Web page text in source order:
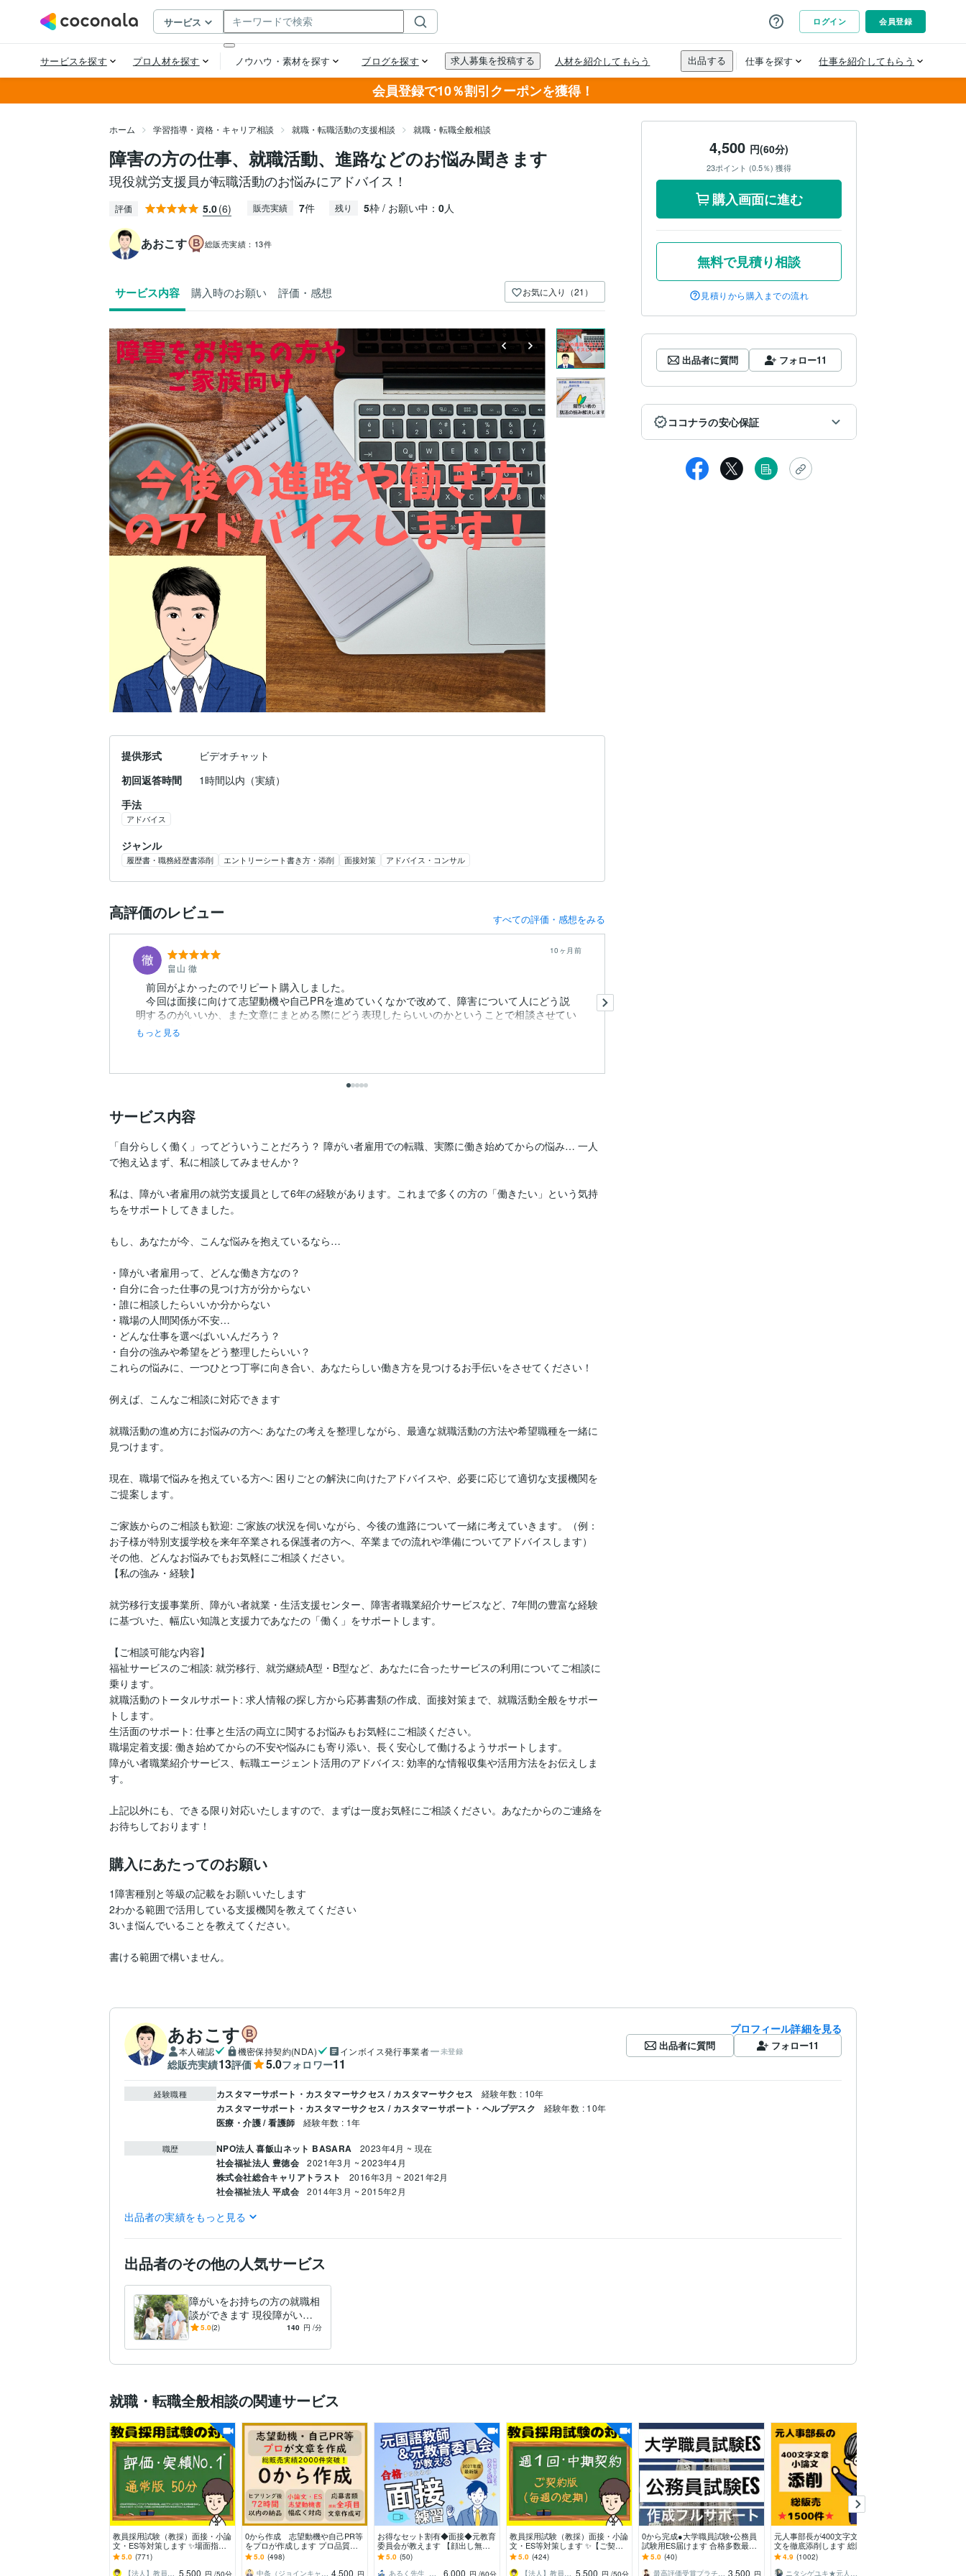
会員登録で10％割引クーポンを獲得！
ホーム 学習指導・資格・キャリア相談 就職・転職活動の支援相談 就職・転職全般相談
障害の方の仕事、就職活動、進路などのお悩み聞きます
現役就労支援員が転職活動のお悩みにアドバイス！
評価 5.0(6) 販売実績 7件 残り 5枠 / お願い中： 0人
あおこす 総販売実績： 13件
サービス内容 購入時のお願い 評価・感想 お気に入り（21）
提供形式
ビデオチャット
初回返答時間
1時間以内（実績）
手法
アドバイス
ジャンル
履歴書・職務経歴書添削 エントリーシート書き方・添削 面接対策 アドバイス・コンサル
高評価のレビュー すべての評価・感想をみる
畠山 徹
10ヶ月前
前回がよかったのでリピート購入しました。
今回は面接に向けて志望動機や自己PRを進めていくなかで改めて、障害について人にどう説
明するのがいいか、また文章にまとめる際にどう表現したらいいのかということで相談させてい
ただきました。
面談前に送ったあらかじめ...
もっと見る
サービス内容
「自分らしく働く」ってどういうことだろう？ 障がい者雇用での転職、実際に働き始めてからの悩み… 一人
で抱え込まず、私に相談してみませんか？
私は、障がい者雇用の就労支援員として6年の経験があります。これまで多くの方の「働きたい」という気持
ちをサポートしてきました。
もし、あなたが今、こんな悩みを抱えているなら…
・障がい者雇用って、どんな働き方なの？
・自分に合った仕事の見つけ方が分からない
・誰に相談したらいいか分からない
・職場の人間関係が不安…
・どんな仕事を選べばいいんだろう？
・自分の強みや希望をどう整理したらいい？
これらの悩みに、一つひとつ丁寧に向き合い、あなたらしい働き方を見つけるお手伝いをさせてください！
例えば、こんなご相談に対応できます
就職活動の進め方にお悩みの方へ: あなたの考えを整理しながら、最適な就職活動の方法や希望職種を一緒に
見つけます。
現在、職場で悩みを抱えている方へ: 困りごとの解決に向けたアドバイスや、必要に応じて適切な支援機関を
ご提案します。
ご家族からのご相談も歓迎: ご家族の状況を伺いながら、今後の進路について一緒に考えていきます。（例：
お子様が特別支援学校を来年卒業される保護者の方へ、卒業までの流れや準備についてアドバイスします）
その他、どんなお悩みでもお気軽にご相談ください。
【私の強み・経験】
就労移行支援事業所、障がい者就業・生活支援センター、障害者職業紹介サービスなど、7年間の豊富な経験
に基づいた、幅広い知識と支援力であなたの「働く」をサポートします。
【ご相談可能な内容】
福祉サービスのご相談: 就労移行、就労継続A型・B型など、あなたに合ったサービスの利用についてご相談に
乗ります。
就職活動のトータルサポート: 求人情報の探し方から応募書類の作成、面接対策まで、就職活動全般をサポー
トします。
生活面のサポート: 仕事と生活の両立に関するお悩みもお気軽にご相談ください。
職場定着支援: 働き始めてからの不安や悩みにも寄り添い、長く安心して働けるようサポートします。
障がい者職業紹介サービス、転職エージェント活用のアドバイス: 効率的な情報収集や活用方法をお伝えしま
す。
上記以外にも、できる限り対応いたしますので、まずは一度お気軽にご相談ください。あなたからのご連絡を
お待ちしております！
購入にあたってのお願い
1障害種別と等級の記載をお願いいたします
2わかる範囲で活用している支援機関を教えてください
3いま悩んでいることを教えてください。
4,500 円(60分)
23ポイント (0.5％) 獲得
購入画面に進む
無料で見積り相談
見積りから購入までの流れ
出品者に質問 フォロー11
ココナラの安心保証
あおこす
本人確認 機密保持契約(NDA) インボイス発行事業者 未登録
総販売実績13評価 5.0フォロワー11
プロフィール詳細を見る
出品者に質問 フォロー11
経験職種 カスタマーサポート・カスタマーサクセス / カスタマーサクセス 経験年数 : 10年
カスタマーサポート・カスタマーサクセス / カスタマーサポート・ヘルプデスク 経験年数 : 10年
医療・介護 / 看護師 経験年数 : 1年
職歴 NPO法人 喜飯山ネット BASARA 2023年4月 ~ 現在
社会福祉法人 豊徳会 2021年3月 ~ 2023年4月
株式会社総合キャリアトラスト 2016年3月 ~ 2021年2月
社会福祉法人 平成会 2014年3月 ~ 2015年2月
資格・検定 社会福祉士
得意分野 学習指導・資格・キャリア相談 障がい者雇用の就職相談 障がい者雇用の求人の作成のお手伝い
就職活動 障害
出品者の実績をもっと見る
出品者のその他の人気サービス
障がいをお持ちの方の就職相
談ができます 現役障がい者
就労支援員が転職、就職活動
5.0(2) 140 円 /分
就職・転職全般相談の関連サービス
教員採用試験（教採）面接・小論
文・ES等対策します ✨場面指導･
集団討論・模擬授業・指導案・教
養・願書なども❗️
5.0 (771)
5,500 円 /50分
0から作成 志望動機や自己PR等
をプロが作成します プロ品質の
文章を作成/結果に直結 総販売
実績2000件突破
5.0 (498)
4,500 円
お得なセット割有◆面接◆元教育
委員会が教えます 【顔出し無で
もOK】集団面接・討論・模擬授
業・自己PR
5.0 (50)
6,000 円 /60分
教員採用試験（教採）面接・小論
文・ES等対策します ✨【ご契約
版】勉強計画･専門科目などもオ
ーダーメイドで❗️
5.0 (424)
5,500 円 /50分
0から完成●大学職員試験•公務員
試験用ES届けます 合格多数最短1
日●大学職員試験•公務員•企業志
望動機自己PR
5.0 (40)
3,500 円
元人事部長が400文字文章・小論
文を徹底添削します 総販売⭐150
0件超⭐書類通過続々！高評価720
件以上
4.9 (1002)